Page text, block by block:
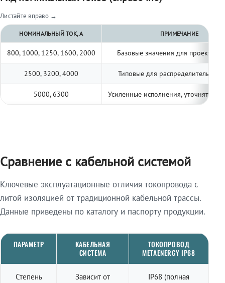
Листайте вправо →
НОМИНАЛЬНЫЙ ТОК, А ПРИМЕЧАНИЕ
800, 1000, 1250, 1600, 2000 Базовые значения для
2500, 3200, 4000 Типовые для распределительных
5000, 6300 Усиленные исполнения, уточнять по
Сравнение с кабельной системой
Ключевые эксплуатационные отличия токопровода с
литой изоляцией от традиционной кабельной трассы.
Данные приведены по каталогу и паспорту продукции.
ПАРАМЕТР
КАБЕЛЬНАЯ
СИСТЕМА
ТОКОПРОВОД
METAENERGY IP68
Степень
Зависит от
IP68 (полная